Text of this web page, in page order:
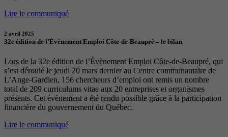
Lire le communiqué
2 avril 2025
32e édition de l’Évènement Emploi Côte-de-Beaupré – le bilan
Lors de la 32e édition de l’Évènement Emploi Côte-de-Beaupré, qui
s’est déroulé le jeudi 20 mars dernier au Centre communautaire de
L’Ange-Gardien, 156 chercheurs d’emploi ont remis un nombre
total de 209 curriculums vitae aux 20 entreprises et organismes
présents. Cet évènement a été rendu possible grâce à la participation
financière du gouvernement du Québec.
Lire le communiqué